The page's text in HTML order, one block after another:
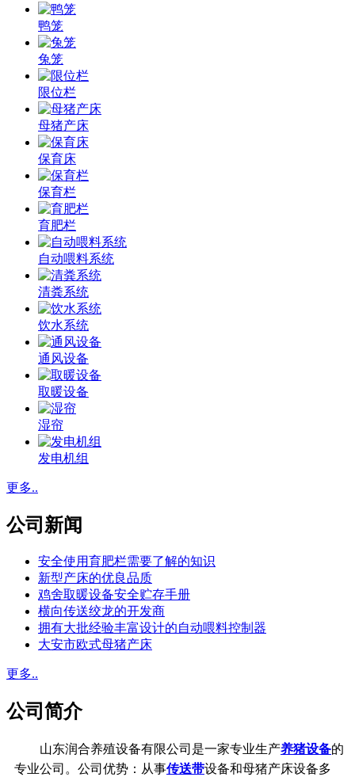
鸭笼
兔笼
限位栏
母猪产床
保育床
保育栏
育肥栏
自动喂料系统
清粪系统
饮水系统
通风设备
取暖设备
湿帘
发电机组
更多..
公司新闻
安全使用育肥栏需要了解的知识
新型产床的优良品质
鸡舍取暖设备安全贮存手册
横向传送绞龙的开发商
拥有大批经验丰富设计的自动喂料控制器
大安市欧式母猪产床
更多..
公司简介
山东润合养殖设备有限公司是一家专业生产养猪设备的
专业公司。公司优势：从事传送带设备和母猪产床设备多